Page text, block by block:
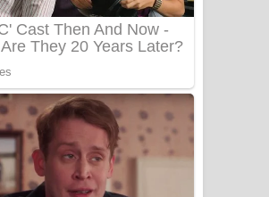
බෙන්තර පාලමේ ගීතයේ පද පෙළ
Sanda Babalena Song Lyrics - සඳ
Adare Wadi Nisa Song Lyrics - ආදරේ
වැඩි නිසා ගීතයේ පද පෙළ
UNUHUMA Song Lyrics - උණුහුම